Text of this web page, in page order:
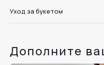
Уход за букетом
Дополните